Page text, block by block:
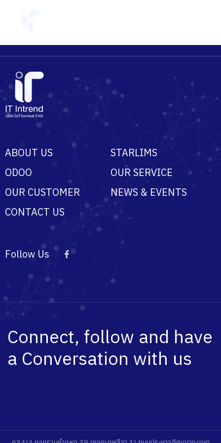
ABOUT US
STARLIMS
ODOO
OUR SERVICE
OUR CUSTOMER
NEWS & EVENTS
CONTACT US
Follow Us
Connect, follow and have
a Conversation with us